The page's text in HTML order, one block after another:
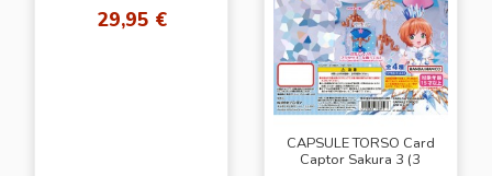
29,95 €
CAPSULE TORSO Card
Captor Sakura 3 (3